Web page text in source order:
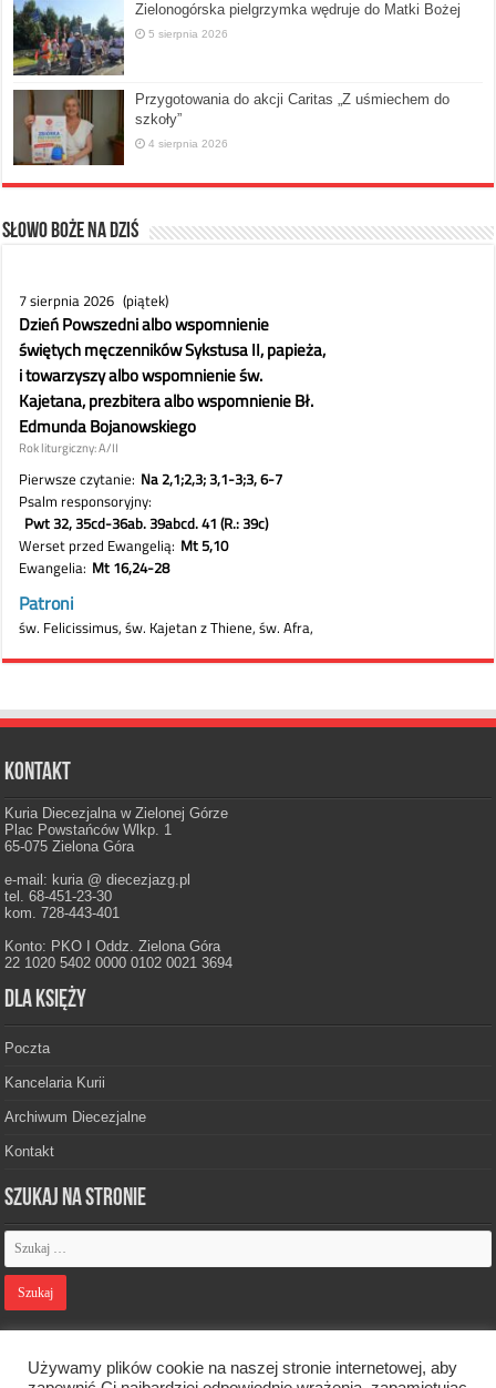
Zielonogórska pielgrzymka wędruje do Matki Bożej
5 sierpnia 2026
Przygotowania do akcji Caritas „Z uśmiechem do
szkoły”
4 sierpnia 2026
Słowo Boże na dziś
Kontakt
Kuria Diecezjalna w Zielonej Górze
Plac Powstańców Wlkp. 1
65-075 Zielona Góra
e-mail: kuria @ diecezjazg.pl
tel. 68-451-23-30
kom. 728-443-401
Konto: PKO I Oddz. Zielona Góra
22 1020 5402 0000 0102 0021 3694
Dla księży
Poczta
Kancelaria Kurii
Archiwum Diecezjalne
Kontakt
Szukaj na stronie
Używamy plików cookie na naszej stronie internetowej, aby